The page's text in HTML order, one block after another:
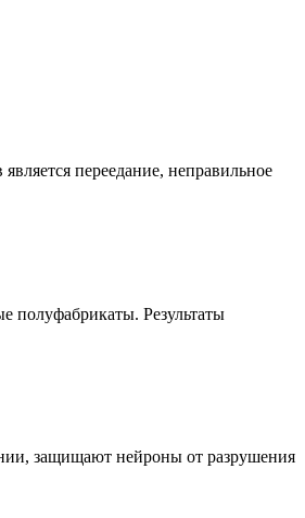
переедание, неправильное
полуфабрикаты. Результаты
защищают нейроны от разрушения